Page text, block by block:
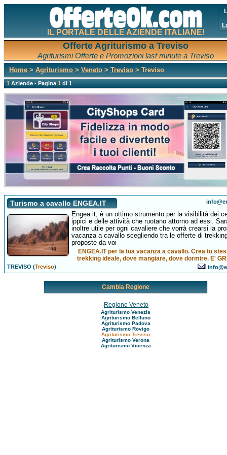
IL PORTALE DELLE AZIENDE ITALIANE!
Offerte Agriturismo a Treviso
Agriturismi Offerte e Promozioni last minute a Treviso
Home > Agriturismo > Veneto > Treviso > Treviso
1Aziende - Pagina1di 1
Turismo a cavallo ENGEA.IT
Engea.it, è un ottimo strumento per la visibilità dei
ippici e delle attività che ruotano attorno ad essi.
inoltre utile per ogni cavaliere che vorrà crearsi la
vacanza a cavallo scegliendo tra le offerte di
proposte da voi
ENGEA.IT per la tua vacanza a cavallo. Crea tu
trekking ideale, dove mangiare, dove dormire. E'
TREVISO (Treviso)
Cambia Regione
Regione Veneto
Agriturismo Venezia
Agriturismo Belluno
Agriturismo Padova
Agriturismo Rovigo
Agriturismo Treviso
Agriturismo Verona
Agriturismo Vicenza